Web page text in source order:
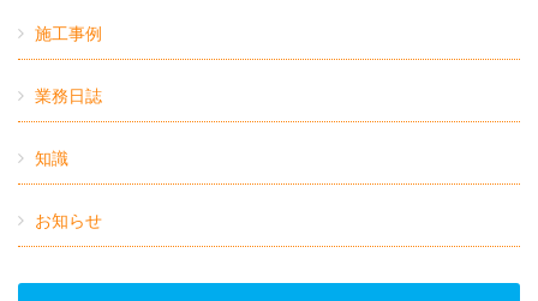
施工事例
業務日誌
知識
お知らせ